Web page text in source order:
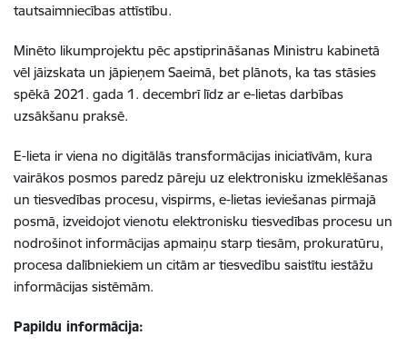
tautsaimniecības attīstību.
Minēto likumprojektu pēc apstiprināšanas Ministru kabinetā
vēl jāizskata un jāpieņem Saeimā, bet plānots, ka tas stāsies
spēkā 2021. gada 1. decembrī līdz ar e-lietas darbības
uzsākšanu praksē.
E-lieta ir viena no digitālās transformācijas iniciatīvām, kura
vairākos posmos paredz pāreju uz elektronisku izmeklēšanas
un tiesvedības procesu, vispirms, e-lietas ieviešanas pirmajā
posmā, izveidojot vienotu elektronisku tiesvedības procesu un
nodrošinot informācijas apmaiņu starp tiesām, prokuratūru,
procesa dalībniekiem un citām ar tiesvedību saistītu iestāžu
informācijas sistēmām.
Papildu informācija: